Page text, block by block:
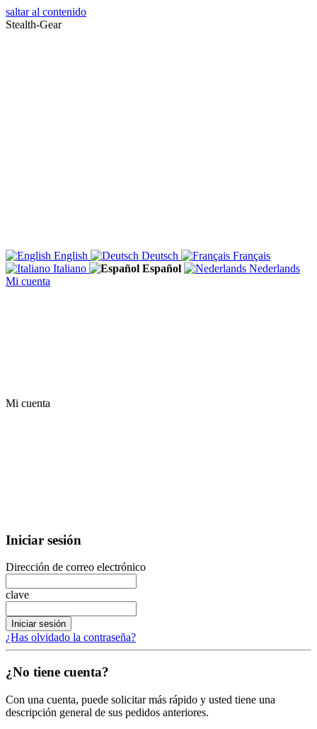
saltar al contenido
Stealth-Gear
English Deutsch
Français
Italiano
Español
Nederlands
Mi cuenta
Mi cuenta
Iniciar sesión
Dirección de correo electrónico
clave
Iniciar sesión
¿Has olvidado la contraseña?
¿No tiene cuenta?
Con una cuenta, puede solicitar más rápido y usted tiene una
descripción general de sus pedidos anteriores.